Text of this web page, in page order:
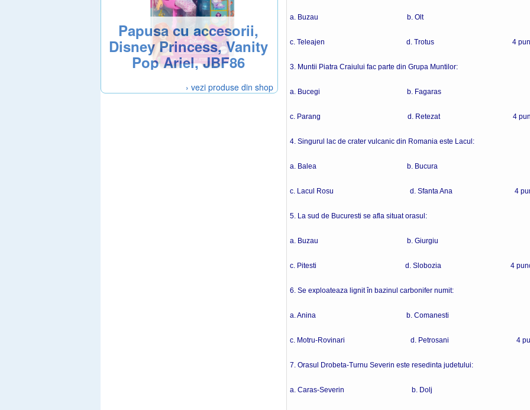
Papusa cu accesorii,
Disney Princess, Vanity
Pop Ariel, JBF86
› vezi produse din shop
a. Buzau b. Olt
c. Teleajen d. Trotus 4
3. Muntii Piatra Craiului fac parte din Grupa Muntilor:
a. Bucegi b. Fagaras
c. Parang d. Retezat 4
4. Singurul lac de crater vulcanic din Romania este Lacul:
a. Balea b. Bucura
c. Lacul Rosu d. Sfanta Ana 4
5. La sud de Bucuresti se afla situat orasul:
a. Buzau b. Giurgiu
c. Pitesti d. Slobozia 4
6. Se exploateaza lignit în bazinul carbonifer numit:
a. Anina b. Comanesti
c. Motru-Rovinari d. Petrosani 4
7. Orasul Drobeta-Turnu Severin este resedinta judetului:
a. Caras-Severin b. Dolj